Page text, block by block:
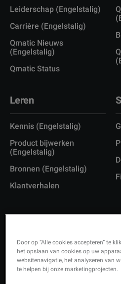
Leiderschap (Engelstalig)
Carrière (Engelstalig)
Qmatic Nieuws
(Engelstalig)
Qmatic Status
Leren
Kennis (Engelstalig)
Product bijwerken
(Engelstalig)
Bronnen (Engelstalig)
Klantverhalen
Copyright © 2026 Q-Matic AB
Privacybeleid (Engelstalig)
Door op “Alle cookies accepteren” te
het opslaan van cookies op uw
websitenavigatie, het analyseren van
te helpen bij onze marketingprojecten.